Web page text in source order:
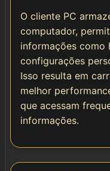
O cliente PC
computador,
informações como
configurações
Isso resulta em
melhor
que acessam
informações.